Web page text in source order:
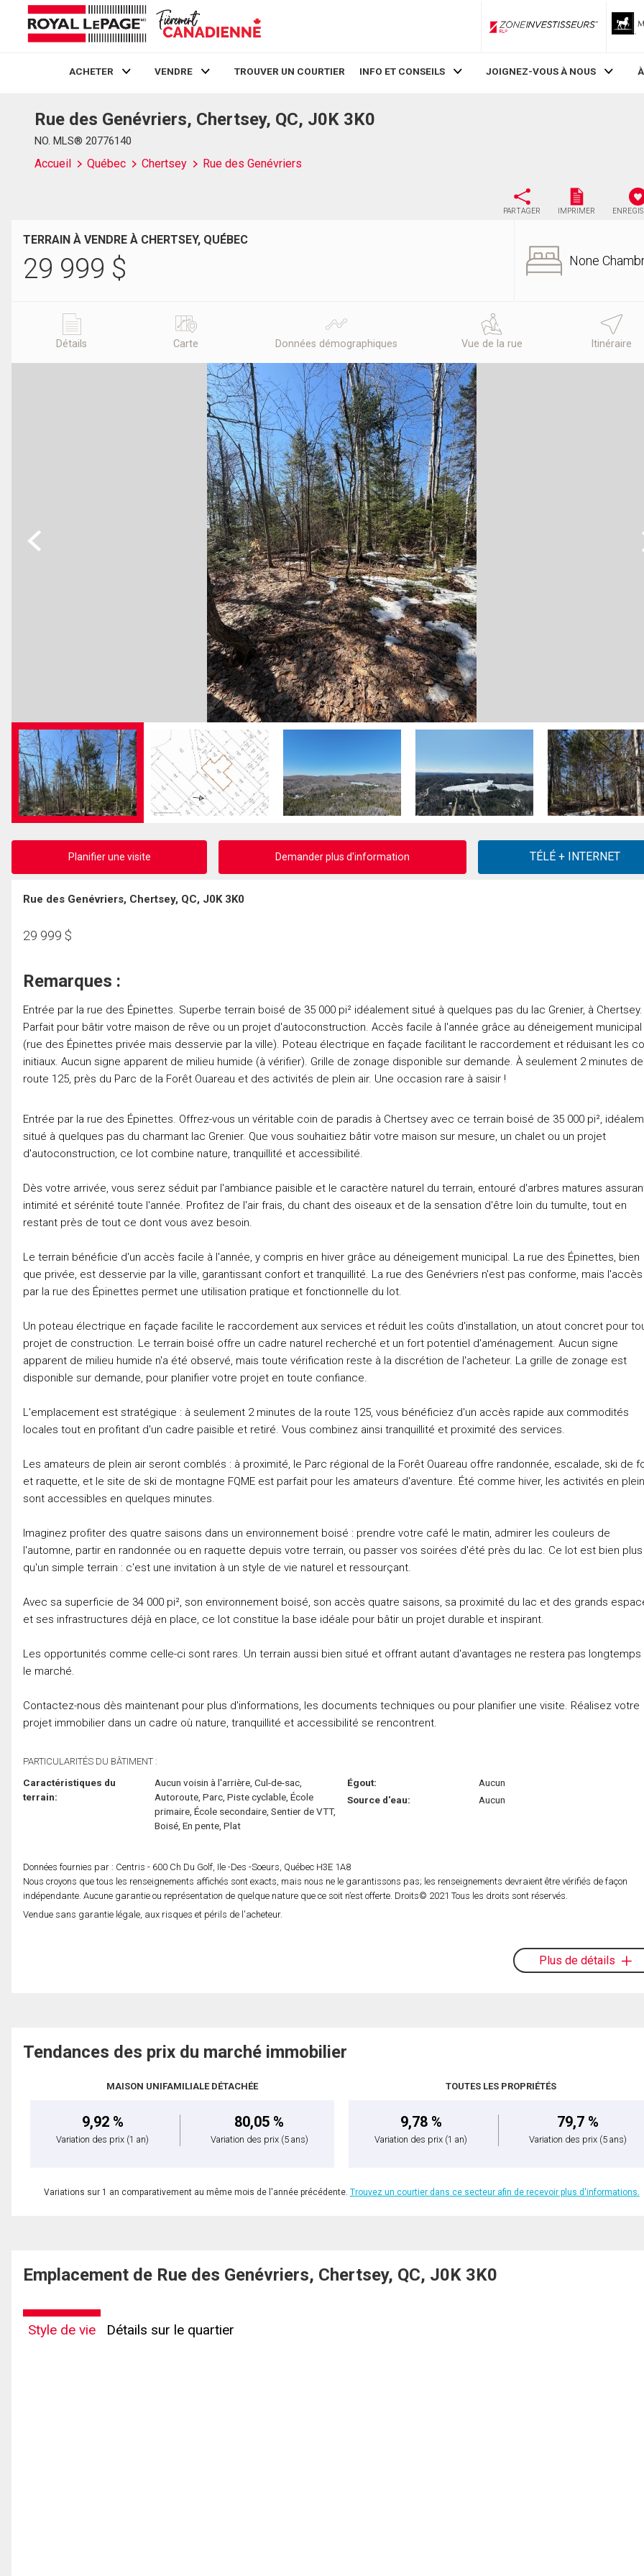
ZoneInvestisseurs RLP
ACHETER VENDRE TROUVER UN COURTIER INFO ET CONSEILS JOIGNEZ-VOUS À NOUS
Rue des Genévriers, Chertsey, QC, J0K 3K0
NO. MLS® 20776140
Accueil Québec Chertsey Rue des Genévriers
PARTAGER IMPRIMER
TERRAIN À VENDRE À CHERTSEY, QUÉBEC
29 999 $ None
Détails Carte Données démographiques Vue de la rue Itinéraire
Previous
Planifier une visite Demander plus d'information
Rue des Genévriers, Chertsey, QC, J0K 3K0
29 999 $
Remarques :
Entrée par la rue des Épinettes. Superbe terrain boisé de 35 000 pi² idéalement situé à quelques pas du lac Grenier, à Chertsey.
Parfait pour bâtir votre maison de rêve ou un projet d'autoconstruction. Accès facile à l'année grâce au déneigement municipal
(rue des Épinettes privée mais desservie par la ville). Poteau électrique en façade facilitant le raccordement et réduisant les
initiaux. Aucun signe apparent de milieu humide (à vérifier). Grille de zonage disponible sur demande. À seulement 2 minutes
route 125, près du Parc de la Forêt Ouareau et des activités de plein air. Une occasion rare à saisir !
Entrée par la rue des Épinettes. Offrez-vous un véritable coin de paradis à Chertsey avec ce terrain boisé de 35 000 pi²,
situé à quelques pas du charmant lac Grenier. Que vous souhaitiez bâtir votre maison sur mesure, un chalet ou un projet
d'autoconstruction, ce lot combine nature, tranquillité et accessibilité.
Dès votre arrivée, vous serez séduit par l'ambiance paisible et le caractère naturel du terrain, entouré d'arbres matures
intimité et sérénité toute l'année. Profitez de l'air frais, du chant des oiseaux et de la sensation d'être loin du tumulte, tout en
restant près de tout ce dont vous avez besoin.
Le terrain bénéficie d'un accès facile à l'année, y compris en hiver grâce au déneigement municipal. La rue des Épinettes, bien
que privée, est desservie par la ville, garantissant confort et tranquillité. La rue des Genévriers n'est pas conforme, mais l'accès
par la rue des Épinettes permet une utilisation pratique et fonctionnelle du lot.
Un poteau électrique en façade facilite le raccordement aux services et réduit les coûts d'installation, un atout concret pour
projet de construction. Le terrain boisé offre un cadre naturel recherché et un fort potentiel d'aménagement. Aucun signe
apparent de milieu humide n'a été observé, mais toute vérification reste à la discrétion de l'acheteur. La grille de zonage est
disponible sur demande, pour planifier votre projet en toute confiance.
L'emplacement est stratégique : à seulement 2 minutes de la route 125, vous bénéficiez d'un accès rapide aux commodités
locales tout en profitant d'un cadre paisible et retiré. Vous combinez ainsi tranquillité et proximité des services.
Les amateurs de plein air seront comblés : à proximité, le Parc régional de la Forêt Ouareau offre randonnée, escalade, ski de
et raquette, et le site de ski de montagne FQME est parfait pour les amateurs d'aventure. Été comme hiver, les activités en
sont accessibles en quelques minutes.
Imaginez profiter des quatre saisons dans un environnement boisé : prendre votre café le matin, admirer les couleurs de
l'automne, partir en randonnée ou en raquette depuis votre terrain, ou passer vos soirées d'été près du lac. Ce lot est bien plus
qu'un simple terrain : c'est une invitation à un style de vie naturel et ressourçant.
Avec sa superficie de 34 000 pi², son environnement boisé, son accès quatre saisons, sa proximité du lac et des grands
et ses infrastructures déjà en place, ce lot constitue la base idéale pour bâtir un projet durable et inspirant.
Les opportunités comme celle-ci sont rares. Un terrain aussi bien situé et offrant autant d'avantages ne restera pas longtemps
le marché.
Contactez-nous dès maintenant pour plus d'informations, les documents techniques ou pour planifier une visite. Réalisez votre
projet immobilier dans un cadre où nature, tranquillité et accessibilité se rencontrent.
PARTICULARITÉS DU BÂTIMENT :
Caractéristiques du
terrain:
Aucun voisin à l'arrière, Cul-de-sac,
Autoroute, Parc, Piste cyclable, École
primaire, École secondaire, Sentier de VTT,
Boisé, En pente, Plat
Égout:
Aucun
Source d'eau:
Aucun
Données fournies par : Centris - 600 Ch Du Golf, Ile -Des -Soeurs, Québec H3E 1A8
Nous croyons que tous les renseignements affichés sont exacts, mais nous ne le garantissons pas; les renseignements devraient être vérifiés de façon
indépendante. Aucune garantie ou représentation de quelque nature que ce soit n’est offerte. Droits© 2021 Tous les droits sont réservés.
Vendue sans garantie légale, aux risques et périls de l'acheteur.
Plus de détails
Tendances des prix du marché immobilier
MAISON UNIFAMILIALE DÉTACHÉE
9,92 %
Variation des prix (1 an)
80,05 %
Variation des prix (5 ans)
TOUTES LES PROPRIÉTÉS
9,78 %
Variation des prix (1 an)
79,7 %
Variation des prix (5 ans)
Variations sur 1 an comparativement au même mois de l'année précédente. Trouvez un courtier dans ce secteur afin de recevoir plus d'informations.
Emplacement de Rue des Genévriers, Chertsey, QC, J0K 3K0
Style de vie Détails sur le quartier